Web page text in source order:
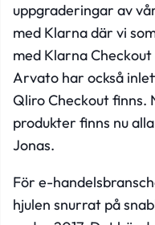
uppgraderingar av
med Klarna där vi
med Klarna
Arvato har också
Qliro Checkout finns.
produkter finns nu
Jonas.
För e-
hjulen snurrat på